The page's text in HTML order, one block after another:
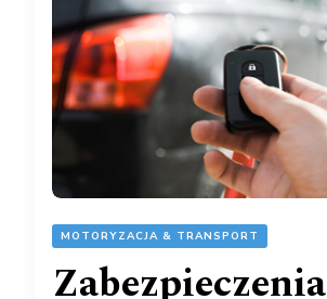
MOTORYZACJA & TRANSPORT
Zabezpieczenia